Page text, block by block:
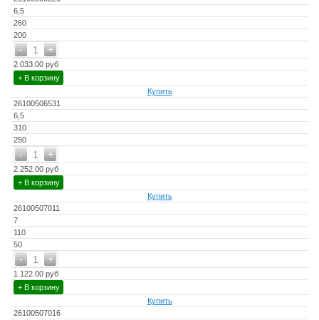
6,5
260
200
+
- 1
2 033.00 руб
+ В корзину
Купить
26100506531
6,5
310
250
+
- 1
2 252.00 руб
+ В корзину
Купить
26100507011
7
110
50
+
- 1
1 122.00 руб
+ В корзину
Купить
26100507016